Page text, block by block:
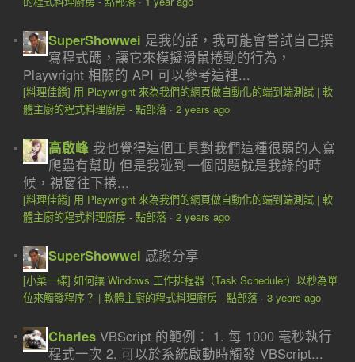
SuperShowwei 是我的話，我可能會嘗試自己撰
寫程式碼，讓它來模擬滑鼠捲動的行為，
Playwright 相關的 API 可以參考這裡...
[料理佳餚] 用 Playwright 來為我們的網頁做自動化的端到端測試 | 軟
體主廚的程式料理廚房 - 點部落· 2 years ago
高啟峰 我也覺得這個工具對我們這種很弱的人寫
爬蟲有幫助 但是我碰到一個問題就是我錄的時
候，視窗往下捲...
[料理佳餚] 用 Playwright 來為我們的網頁做自動化的端到端測試 | 軟
體主廚的程式料理廚房 - 點部落· 2 years ago
SuperShowwei 感謝分享
[小菜一碟] 如何讓 Windows 工作排程器（Task Scheduler）以秒為單
位來觸發程序？ | 軟體主廚的程式料理廚房 - 點部落· 3 years ago
Charles VBScript 的範例： 1. 每 1000 毫秒執行
程式一次 2. 可以於系統啟動時觸發 VBScript...